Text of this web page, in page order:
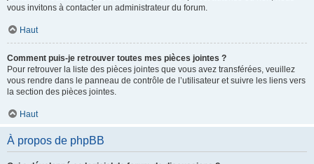
vous invitons à contacter un administrateur du forum.
Haut
Comment puis-je retrouver toutes mes pièces jointes ?
Pour retrouver la liste des pièces jointes que vous avez transférées, veuillez
vous rendre dans le panneau de contrôle de l’utilisateur et suivre les liens vers
la section des pièces jointes.
Haut
À propos de phpBB